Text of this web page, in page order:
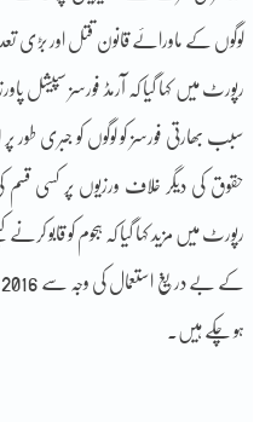
لوگوں کے ماورائے قانون قتل اور بڑی
رپورٹ میں کہا گیا کہ آرمڈ فورسز
سبب بھارتی فورسز کو لوگوں کو جبری طور
حقوق کی دیگر خلاف ورزیوں پر کسی
رپورٹ میں مزید کہا گیا کہ ہجوم کو قابو
ہو چکے ہیں۔